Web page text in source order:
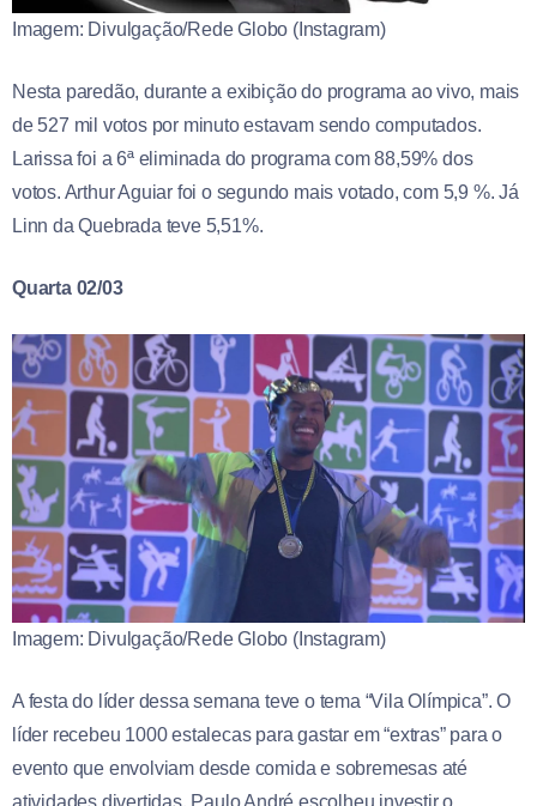
Imagem: Divulgação/Rede Globo (Instagram)
Nesta paredão, durante a exibição do programa ao vivo, mais
de 527 mil votos por minuto estavam sendo computados.
Larissa foi a 6ª eliminada do programa com 88,59% dos
votos. Arthur Aguiar foi o segundo mais votado, com 5,9 %. Já
Linn da Quebrada teve 5,51%.
Quarta 02/03
Imagem: Divulgação/Rede Globo (Instagram)
A festa do líder dessa semana teve o tema “Vila Olímpica”. O
líder recebeu 1000 estalecas para gastar em “extras” para o
evento que envolviam desde comida e sobremesas até